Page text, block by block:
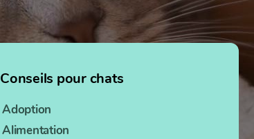
Conseils pour chats
Adoption
Alimentation